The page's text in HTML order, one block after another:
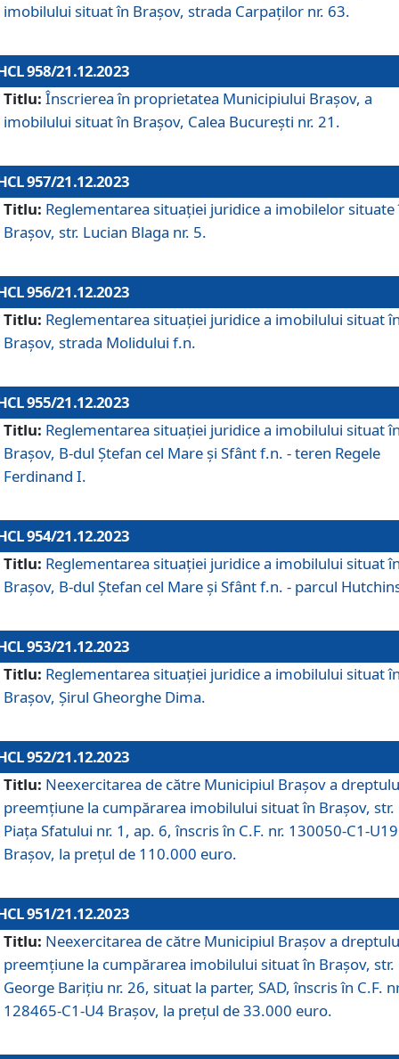
imobilului situat în Brașov, strada Carpaților nr. 63.
958/21.12.2023
Titlu: Înscrierea în proprietatea Municipiului Brașov, a
imobilului situat în Brașov, Calea București nr. 21.
957/21.12.2023
Titlu: Reglementarea situației juridice a imobilelor situate
Brașov, str. Lucian Blaga nr. 5.
956/21.12.2023
Titlu: Reglementarea situației juridice a imobilului situat
Brașov, strada Molidului f.n.
955/21.12.2023
Titlu: Reglementarea situației juridice a imobilului situat
Brașov, B-dul Ștefan cel Mare și Sfânt f.n. - teren Regele
Ferdinand I.
954/21.12.2023
Titlu: Reglementarea situației juridice a imobilului situat
Brașov, B-dul Ștefan cel Mare și Sfânt f.n. - parcul
953/21.12.2023
Titlu: Reglementarea situației juridice a imobilului situat
Brașov, Șirul Gheorghe Dima.
952/21.12.2023
Titlu: Neexercitarea de către Municipiul Brașov a
preemțiune la cumpărarea imobilului situat în Brașov, str.
Piața Sfatului nr. 1, ap. 6, înscris în C.F. nr. 130050-C1-U19
Brașov, la prețul de 110.000 euro.
951/21.12.2023
Titlu: Neexercitarea de către Municipiul Brașov a
preemțiune la cumpărarea imobilului situat în Brașov, str.
George Barițiu nr. 26, situat la parter, SAD, înscris în C.F.
128465-C1-U4 Brașov, la prețul de 33.000 euro.